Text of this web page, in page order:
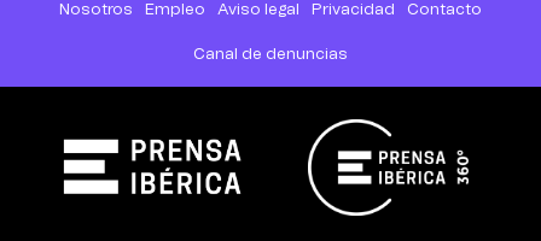
Nosotros Empleo Aviso legal Privacidad Contacto
Canal de denuncias